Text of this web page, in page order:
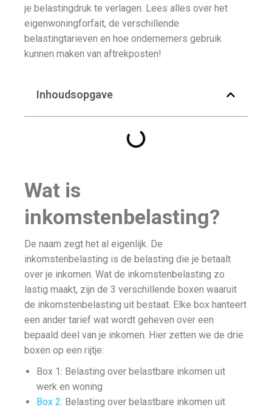
je belastingdruk te verlagen. Lees alles over het
eigenwoningforfait, de verschillende
belastingtarieven en hoe ondernemers gebruik
kunnen maken van aftrekposten!
Inhoudsopgave
Wat is
inkomstenbelasting?
De naam zegt het al eigenlijk. De
inkomstenbelasting is de belasting die je betaalt
over je inkomen. Wat de inkomstenbelasting zo
lastig maakt, zijn de 3 verschillende boxen waaruit
de inkomstenbelasting uit bestaat. Elke box hanteert
een ander tarief wat wordt geheven over een
bepaald deel van je inkomen. Hier zetten we de drie
boxen op een rijtje:
Box 1: Belasting over belastbare inkomen uit
werk en woning
Box 2: Belasting over belastbare inkomen uit